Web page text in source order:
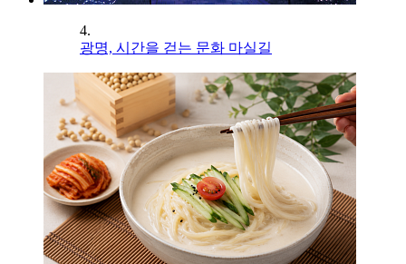
4.
광명, 시간을 걷는 문화 마실길